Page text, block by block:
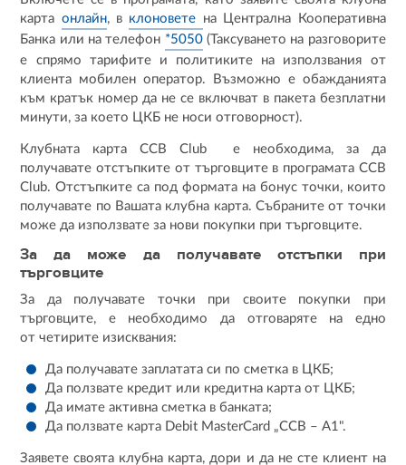
карта онлайн, в клоновете на Централна Кооперативна
Банка или на телефон *5050(Таксуването на разговорите
е спрямо тарифите и политиките на използвания от
клиента мобилен оператор. Възможно е обажданията
към кратък номер да не се включват в пакета безплатни
минути, за което ЦКБ не носи отговорност).
Клубната карта CCB Club е необходима, за да
получавате отстъпките от търговците в програмата CCB
Club. Отстъпките са под формата на бонус точки, които
получавате по Вашата клубна карта. Събраните от точки
може да използвате за нови покупки при търговците.
За да може да получавате отстъпки при
търговците
За да получавате точки при своите покупки при
търговците, е необходимо да отговаряте на едно
от четирите изисквания:
Да получавате заплатата си по сметка в ЦКБ;
Да ползвате кредит или кредитна карта от ЦКБ;
Да имате активна сметка в банката;
Да ползвате карта Debit MasterCard „CCB – А1".
Заявете своята клубна карта, дори и да не сте клиент на